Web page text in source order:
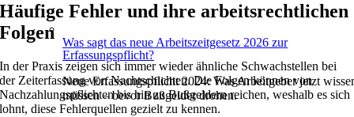
Was sagt das neue Arbeitszeitgesetz 2026 zur
Erfassungspflicht?
Neue Erfassungspflicht 2024: Was Arbeitgeber jetzt
müssen – bevor Bußgelder drohen.
Häufige Fehler und ihre arbeitsrechtlichen
Folgen
In der Praxis zeigen sich immer wieder ähnliche Schwachstellen bei
der Zeiterfassung von Nachtschichten. Die Folgen können von
Nachzahlungspflichten bis hin zu Bußgeldern reichen, weshalb es sich
lohnt, diese Fehlerquellen gezielt zu kennen.